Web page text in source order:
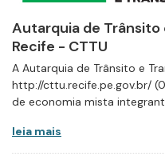
Autarquia de
Recife - CTTU
A Autarquia de Trânsito e
http://cttu.recife.pe.gov.br/
de economia mista
leia mais